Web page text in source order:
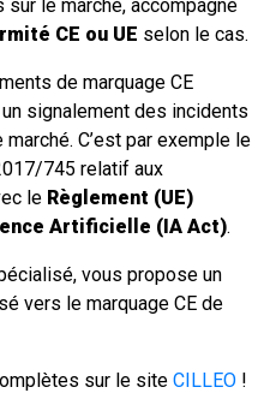
le marché, accompagné
CE ou UE selon le cas.
de marquage CE
signalement des incidents
C’est par exemple le
745 relatif aux
le Règlement (UE)
Artificielle (IA Act).
vous propose un
vers le marquage CE de
sur le site CILLEO !